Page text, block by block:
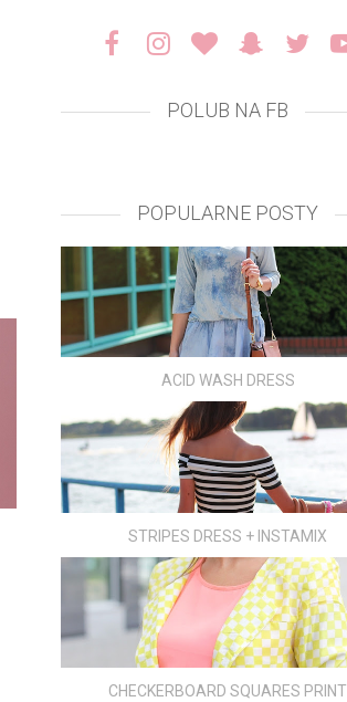
POLUB NA FB
POPULARNE POSTY
ACID WASH DRESS
STRIPES DRESS + INSTAMIX
CHECKERBOARD SQUARES PRINT